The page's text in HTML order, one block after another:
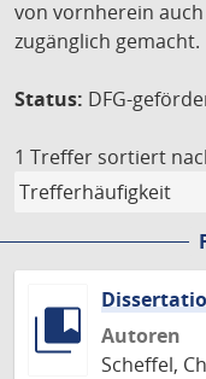
von vornherein
zugänglich gemacht.
Status: DFG-
1 Treffer sortiert
Autoren
Scheffel,